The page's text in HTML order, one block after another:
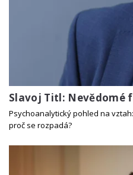
Slavoj Titl: Nevědomé
Psychoanalytický pohled na
proč se rozpadá?